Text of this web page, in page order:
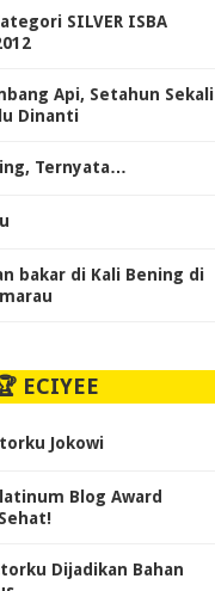
SILVER ISBA
Api, Setahun Sekali
Dinanti
Ternyata…
bakar di Kali Bening di
ECIYEE
Jokowi
Blog Award
Dijadikan Bahan